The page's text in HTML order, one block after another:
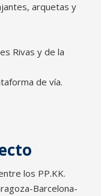
arquetas y
Rivas y de la
de vía.
los PP.KK.
Barcelona-